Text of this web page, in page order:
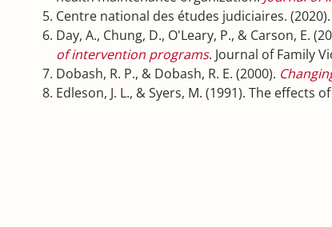
Centre national des études judiciaires. (2020).
Day, A., Chung, D., O'Leary, P., & Carson, E.
of intervention programs. Journal of Family
Dobash, R. P., & Dobash, R. E. (2000).
Edleson, J. L., & Syers, M. (1991). The